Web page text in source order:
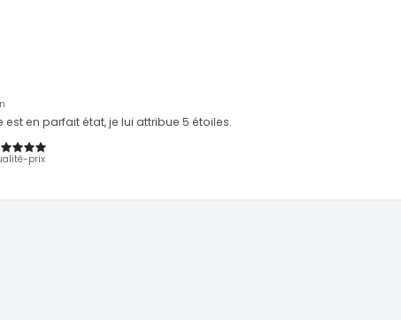
est en parfait état, je lui attribue 5 étoiles.
prix